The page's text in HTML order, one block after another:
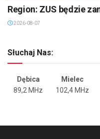
Region: ZUS będzie
2026-08-07
Słuchaj Nas:
Dębica Mielec
89,2 MHz
102,4 MHz